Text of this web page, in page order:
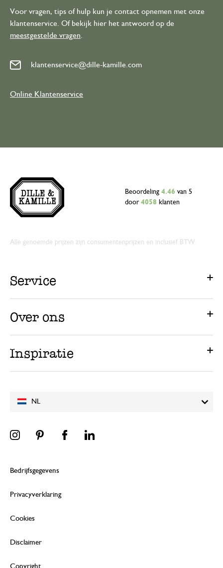
Voor vragen, tips of hulp kun je contact opnemen met onze
klantenservice. Of bekijk hier het antwoord op de
meestgestelde vragen
klantenservice@dille-kamille.com
Online Klantenservice
NL
Beoordeling 4.46 van 5
door 4058 klanten
Alle genoemde prijzen zijn consumentenprijzen en inclusief BTW.
Service
Over ons
Inspiratie
Bedrijfsgegevens
Privacyverklaring
Cookies
Disclaimer
Copyright